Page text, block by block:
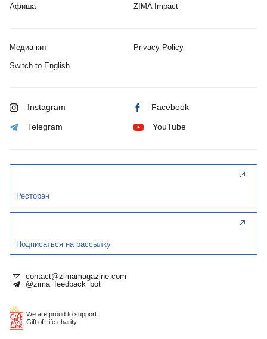
Афиша ZIMA Impact
Медиа-кит Privacy Policy
Switch to English
Instagram Facebook
Telegram YouTube
Ресторан
Подписаться на рассылку
contact@zimamagazine.com
@zima_feedback_bot
We are proud to support
Gift of Life charity